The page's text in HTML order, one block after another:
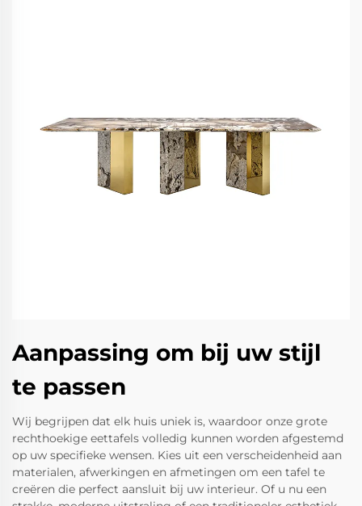
Aanpassing om bij uw stijl
te passen
Wij begrijpen dat elk huis uniek is, waardoor onze grote
rechthoekige eettafels volledig kunnen worden afgestemd
op uw specifieke wensen. Kies uit een verscheidenheid aan
materialen, afwerkingen en afmetingen om een tafel te
creëren die perfect aansluit bij uw interieur. Of u nu een